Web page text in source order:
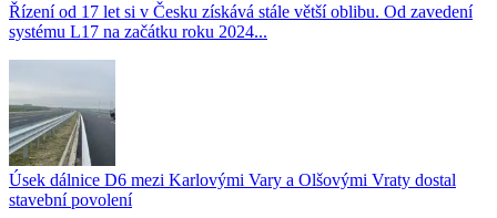
Řízení od 17 let si v Česku získává stále větší oblibu. Od zavedení
systému L17 na začátku roku 2024...
Úsek dálnice D6 mezi Karlovými Vary a Olšovými Vraty dostal
stavební povolení